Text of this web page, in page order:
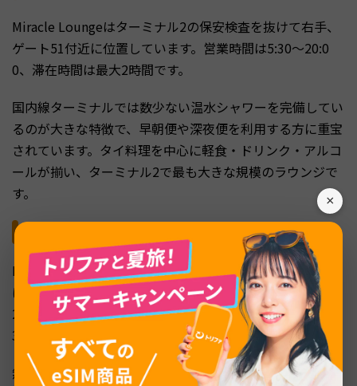
×
Miracle Loungeはターミナル2の保安検査を抜けて右手、
ゲート51付近に位置しています。営業時間は5:30〜20:0
0、滞在時間は最大2時間です。
国内線ターミナルでは数少ない温水シャワーを完備してい
るのが大きな特徴で、早朝便や深夜便を利用する方に重宝
されています。タイ料理を中心に軽食・ドリンク・アルコ
ールが揃い、ターミナル2で最も大きな規模のラウンジで
す。
The Coral Executive Lounge（ターミナル2）
Miracle Loungeのすぐ隣にあるCoral Executive Lounge
は、ゲート51付近に位置しています。営業時間は5:00〜2
2:00と国内線ラウンジのなかで最も長く、滞在時間は最大
3時間です。
無料の首・肩マッサージサービスが提供されており、フラ